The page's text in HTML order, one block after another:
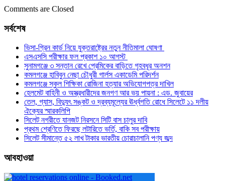
Comments are Closed
সর্বশেষ
ভিসা-গ্রিন কার্ড নিয়ে যুক্তরাষ্ট্রের নতুন নীতিমালা ঘোষণা
এসএসসি পরীক্ষার ফল প্রকাশ ১০ আগস্ট
সুনামগঞ্জে ৩ সন্তান রেখে প্রেমিকের বাড়িতে গৃহবধূর অনশন
কমলগঞ্জে হাবিবুন নেছা চৌধুরী গার্লস একাডেমি পরিদর্শন
কমলগঞ্জে স্কুল শিক্ষিকা রোজিনা হত্যার অভিযোগপত্র দাখিল
হেলমেট বাহিনী ও অস্ত্রধারীদের জনগণ আর ভয় পায়না : এড. জুবায়ের
তেল, গ্যাস, বিদ্যুৎ সঙ্কট ও দ্রব্যমূল্যের ঊর্ধ্বগতি রোধে সিলেটে ১১ দলীয়
ঐক্যের স্মারকলিপি
সিলেট নগরীতে যানজট নিরসনে সিটি বাস চালুর দাবি
প্রথম শ্রেণিতে ফিরছে লটারিতে ভর্তি, বাকি সব পরীক্ষায়
সিলেট সীমান্তে ৫২ লাখ টাকার ভারতীয় চোরাচালানি পণ্য জব্দ
আবহাওয়া